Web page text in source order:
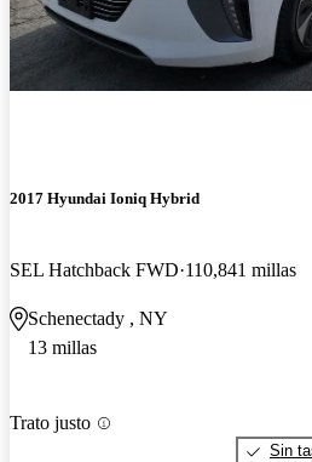
2017 Hyundai Ioniq Hybrid
SEL Hatchback FWD 110,841 millas
Schenectady , NY
13 millas
Trato justo
Sin